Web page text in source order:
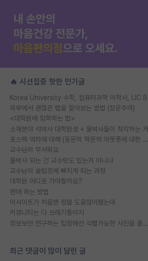
🔥 시선집중 핫한 인기글
외부에서 괜찮은 랩을 알아보는 방법 (장문주의)
<대학원에 입학하는 법>
소재분야 석박사 대학원생 + 물박사들이 착각하는 거
포스텍 억까에 대해 (동문의 학문적 아웃풋에 대한 반박)
교수님이 무서워요
물박사 되는 건 교수탓도 있는거 아니냐
교수님이 슬럼프에 빠지게 되는 과정
대학원 어디로 가야할까요?
편애 하는 방법
이사이트가 처음엔 정말 도움많이됐는데
커뮤니티는 다 쓰레기통이지
정보보안 연구하는 입장에선 식별가능한 사진을 올리는건 비추이긴함
최근 댓글이 많이 달린 글